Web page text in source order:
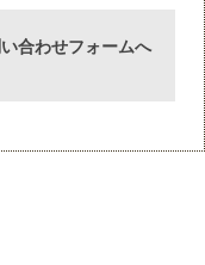
合わせフォームへ